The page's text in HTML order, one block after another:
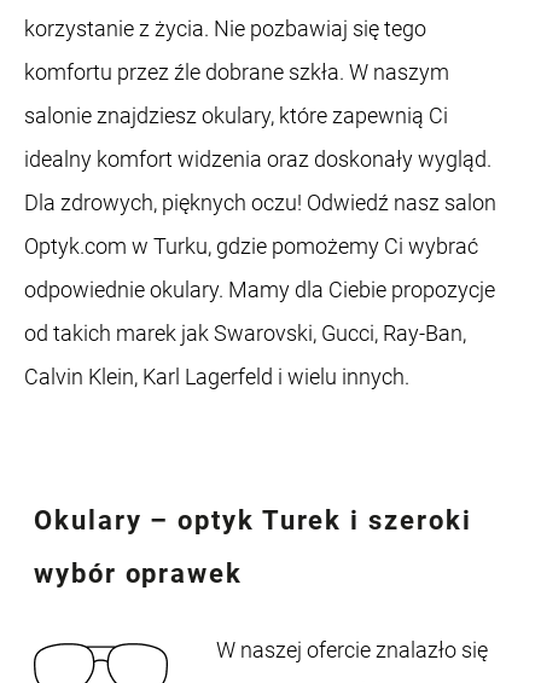
korzystanie z życia. Nie pozbawiaj się tego
komfortu przez źle dobrane szkła. W naszym
salonie znajdziesz okulary, które zapewnią Ci
idealny komfort widzenia oraz doskonały wygląd.
Dla zdrowych, pięknych oczu! Odwiedź nasz salon
Optyk.com w Turku, gdzie pomożemy Ci wybrać
odpowiednie okulary. Mamy dla Ciebie propozycje
od takich marek jak Swarovski, Gucci, Ray-Ban,
Calvin Klein, Karl Lagerfeld i wielu innych.
Okulary – optyk Turek i szeroki
wybór oprawek
W naszej ofercie znalazło się